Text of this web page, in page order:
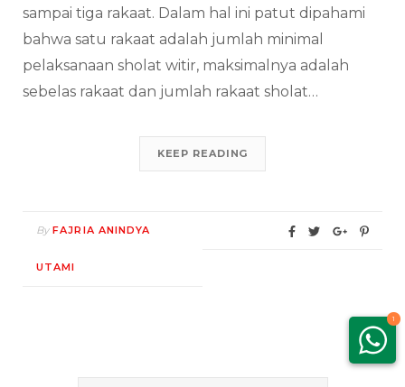
1
sampai tiga rakaat. Dalam hal ini patut dipahami
bahwa satu rakaat adalah jumlah minimal
pelaksanaan sholat witir, maksimalnya adalah
sebelas rakaat dan jumlah rakaat sholat…
KEEP READING
By FAJRIA ANINDYA
UTAMI